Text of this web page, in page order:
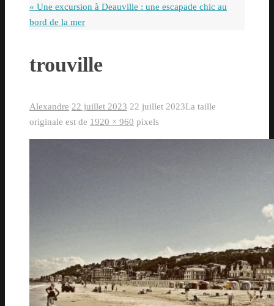
:
« Une excursion à Deauville : une escapade chic au
bord de la mer
trouville
Alexandre 22 juillet 2023 22 juillet 2023La taille
originale est de 1920 × 960 pixels